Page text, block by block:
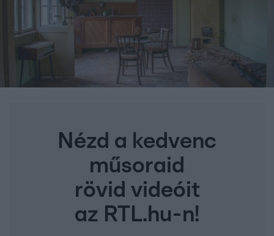
Nézd a kedvenc
műsoraid
rövid videóit
az RTL.hu-n!